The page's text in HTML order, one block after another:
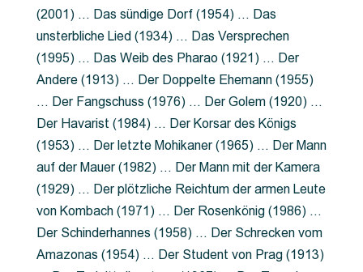
(2001) … Das sündige Dorf (1954) … Das
unsterbliche Lied (1934) … Das Versprechen
(1995) … Das Weib des Pharao (1921) … Der
Andere (1913) … Der Doppelte Ehemann (1955)
… Der Fangschuss (1976) … Der Golem (1920) …
Der Havarist (1984) … Der Korsar des Königs
(1953) … Der letzte Mohikaner (1965) … Der Mann
auf der Mauer (1982) … Der Mann mit der Kamera
(1929) … Der plötzliche Reichtum der armen Leute
von Kombach (1971) … Der Rosenkönig (1986) …
Der Schinderhannes (1958) … Der Schrecken vom
Amazonas (1954) … Der Student von Prag (1913)